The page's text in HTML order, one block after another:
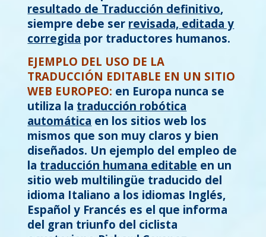
resultado de Traducción definitivo,
siempre debe ser revisada, editada y
corregida por traductores humanos.
EJEMPLO DEL USO DE LA
TRADUCCIÓN EDITABLE EN UN SITIO
WEB EUROPEO: en Europa nunca se
utiliza la traducción robótica
automática en los sitios web los
mismos que son muy claros y bien
diseñados. Un ejemplo del empleo de
la traducción humana editable en un
sitio web multilingüe traducido del
idioma Italiano a los idiomas Inglés,
Español y Francés es el que informa
del gran triunfo del ciclista